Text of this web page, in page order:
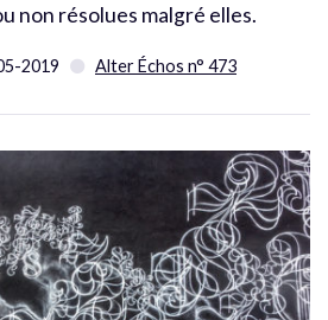
non résolues malgré elles.
2019 Alter Échos n° 473